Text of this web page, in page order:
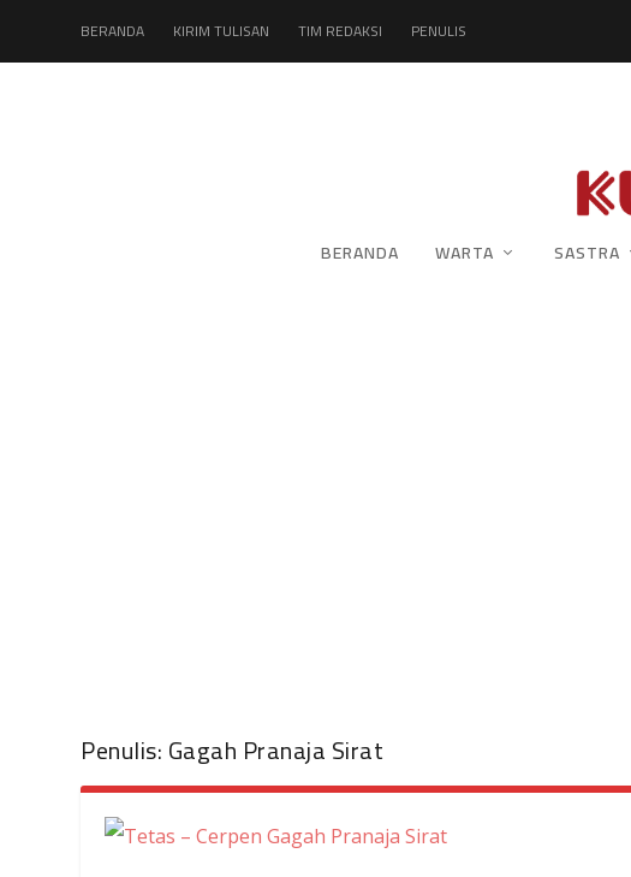
BERANDA KIRIM TULISAN TIM REDAKSI PENULIS
BERANDA WARTA SASTRA
Penulis:Gagah Pranaja Sirat